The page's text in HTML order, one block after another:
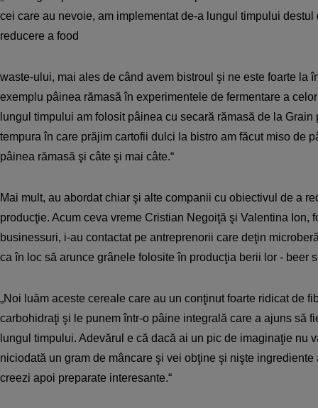
cei care au nevoie, am implementat de-a lungul timpului destul
reducere a food
waste-ului, mai ales de când avem bistroul şi ne este foarte la
exemplu pâinea rămasă în experimentele de fermentare a
lungul timpului am folosit pâinea cu secară rămasă de la Grain
tempura în care prăjim cartofii dulci la bistro am făcut miso de
pâinea rămasă şi câte şi mai câte.“
Mai mult, au abordat chiar şi alte companii cu obiectivul de a
producţie. Acum ceva vreme Cristian Negoiţă şi Valentina Ion,
businessuri, i-au contactat pe antreprenorii care deţin
ca în loc să arunce grânele folosite în producţia berii lor - beer
„Noi luăm aceste cereale care au un conţinut foarte ridicat de
carbohidraţi şi le punem într-o pâine integrală care a ajuns să
lungul timpului. Adevărul e că dacă ai un pic de imaginaţie nu
niciodată un gram de mâncare şi vei obţine şi nişte
creezi apoi preparate interesante.“